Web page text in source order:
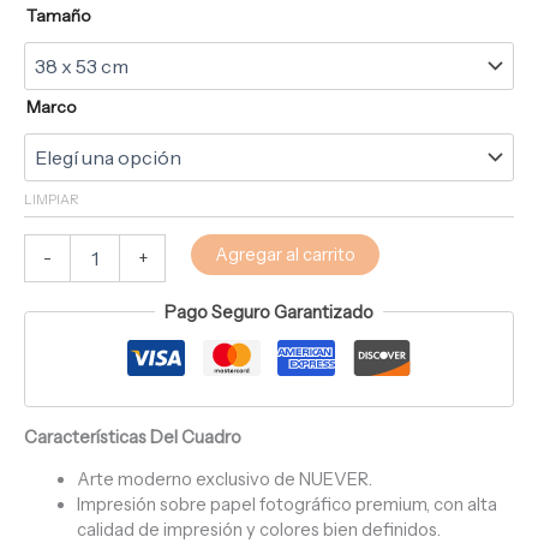
Tamaño
Marco
LIMPIAR
- + Agregar al carrito
Pago Seguro Garantizado
Características Del Cuadro
Arte moderno exclusivo de NUEVER.
Impresión sobre papel fotográfico premium, con alta
calidad de impresión y colores bien definidos.